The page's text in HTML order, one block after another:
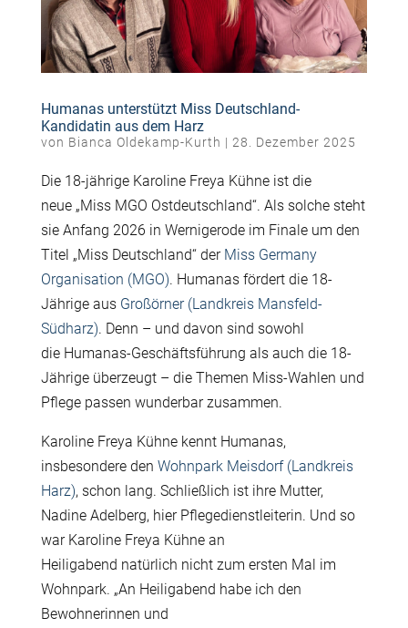
Humanas unterstützt Miss Deutschland-
Kandidatin aus dem Harz
von Bianca Oldekamp-Kurth | 28. Dezember 2025
Die 18-jährige Karoline Freya Kühne ist die
neue „Miss MGO Ostdeutschland“. Als solche steht
sie Anfang 2026 in Wernigerode im Finale um den
Titel „Miss Deutschland“ der Miss Germany
Organisation (MGO). Humanas fördert die 18-
Jährige aus Großörner (Landkreis Mansfeld-
Südharz). Denn – und davon sind sowohl
die Humanas-Geschäftsführung als auch die 18-
Jährige überzeugt – die Themen Miss-Wahlen und
Pflege passen wunderbar zusammen.
Karoline Freya Kühne kennt Humanas,
insbesondere den Wohnpark Meisdorf (Landkreis
Harz), schon lang. Schließlich ist ihre Mutter,
Nadine Adelberg, hier Pflegedienstleiterin. Und so
war Karoline Freya Kühne an
Heiligabend natürlich nicht zum ersten Mal im
Wohnpark. „An Heiligabend habe ich den
Bewohnerinnen und